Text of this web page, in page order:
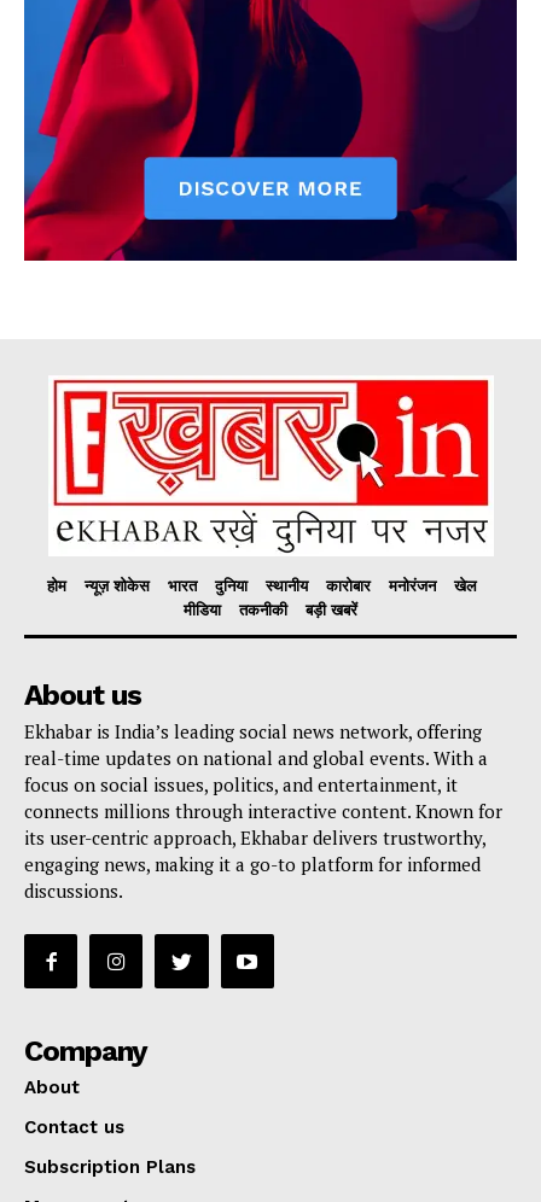
होम न्यूज़ शोकेस भारत दुनिया स्थानीय कारोबार मनोरंजन
खेल
मीडिया
तकनीकी बड़ी खबरें
About us
Ekhabar is India’s leading social news network, offering
real-time updates on national and global events. With a
focus on social issues, politics, and entertainment, it
connects millions through interactive content. Known for
its user-centric approach, Ekhabar delivers trustworthy,
engaging news, making it a go-to platform for informed
discussions.
Company
About
Contact us
Subscription Plans